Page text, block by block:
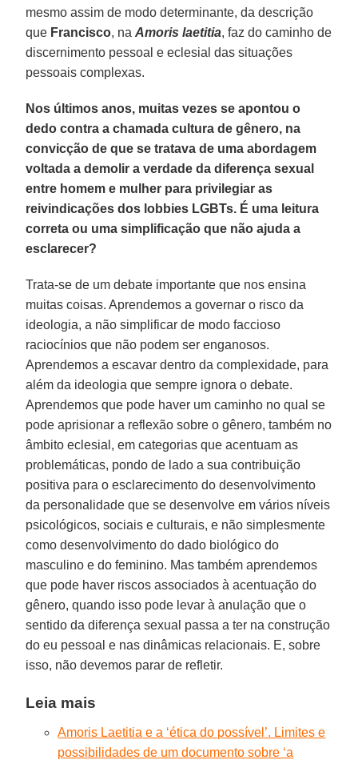
mesmo assim de modo determinante, da descrição
que Francisco, naAmoris laetitia, faz do caminho de
discernimento pessoal e eclesial das situações
pessoais complexas.
Nos últimos anos, muitas vezes se apontou o
dedo contra a chamada cultura de gênero, na
convicção de que se tratava de uma abordagem
voltada a demolir a verdade da diferença sexual
entre homem e mulher para privilegiar as
reivindicações dos lobbies LGBTs. É uma leitura
correta ou uma simplificação que não ajuda a
esclarecer?
Trata-se de um debate importante que nos ensina
muitas coisas. Aprendemos a governar o risco da
ideologia, a não simplificar de modo faccioso
raciocínios que não podem ser enganosos.
Aprendemos a escavar dentro da complexidade, para
além da ideologia que sempre ignora o debate.
Aprendemos que pode haver um caminho no qual se
pode aprisionar a reflexão sobre o gênero, também no
âmbito eclesial, em categorias que acentuam as
problemáticas, pondo de lado a sua contribuição
positiva para o esclarecimento do desenvolvimento
da personalidade que se desenvolve em vários níveis
psicológicos, sociais e culturais, e não simplesmente
como desenvolvimento do dado biológico do
masculino e do feminino. Mas também aprendemos
que pode haver riscos associados à acentuação do
gênero, quando isso pode levar à anulação que o
sentido da diferença sexual passa a ter na construção
do eu pessoal e nas dinâmicas relacionais. E, sobre
isso, não devemos parar de refletir.
Leia mais
Amoris Laetitia e a ‘ética do possível’. Limites e
possibilidades de um documento sobre ‘a